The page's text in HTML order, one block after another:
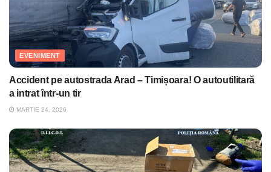
EVENIMENT
Accident pe autostrada Arad – Timișoara! O autoutilitară
a intrat într-un tir
MARTIE 24, 2026